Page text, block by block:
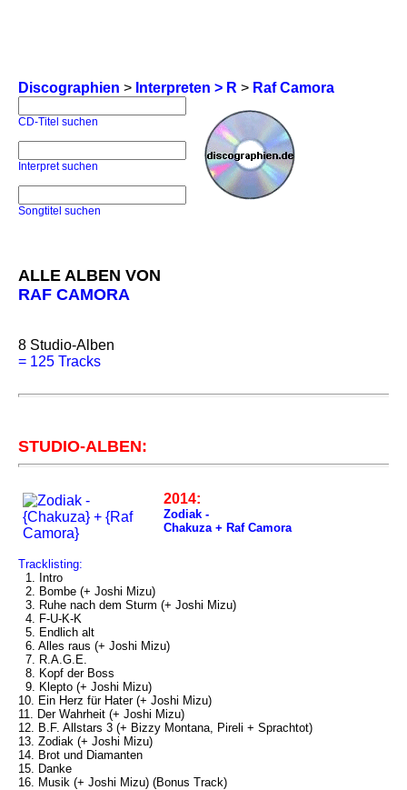
Discographien > Interpreten > R > Raf Camora
CD-Titel suchen
Interpret suchen
Songtitel suchen
ALLE ALBEN VON
RAF CAMORA
8 Studio-Alben
= 125 Tracks
STUDIO-ALBEN:
2014:
Zodiak -
Chakuza + Raf Camora
Tracklisting:
1. Intro
2. Bombe (+ Joshi Mizu)
3. Ruhe nach dem Sturm (+ Joshi Mizu)
4. F-U-K-K
5. Endlich alt
6. Alles raus (+ Joshi Mizu)
7. R.A.G.E.
8. Kopf der Boss
9. Klepto (+ Joshi Mizu)
10. Ein Herz für Hater (+ Joshi Mizu)
11. Der Wahrheit (+ Joshi Mizu)
12. B.F. Allstars 3 (+ Bizzy Montana, Pireli + Sprachtot)
13. Zodiak (+ Joshi Mizu)
14. Brot und Diamanten
15. Danke
16. Musik (+ Joshi Mizu) (Bonus Track)